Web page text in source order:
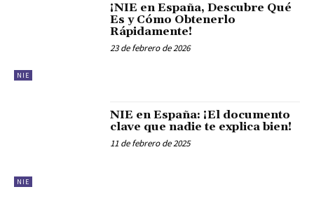
NIE
¡NIE en España, Descubre Qué
Es y Cómo Obtenerlo
Rápidamente!
23 de febrero de 2026
NIE
NIE en España: ¡El documento
clave que nadie te explica bien!
11 de febrero de 2025